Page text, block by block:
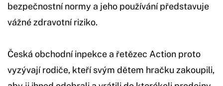
bezpečnostní normy a jeho používání představuje
vážné zdravotní riziko.
Česká obchodní inpekce a řetězec Action proto
vyzývají rodiče, kteří svým dětem hračku zakoupili,